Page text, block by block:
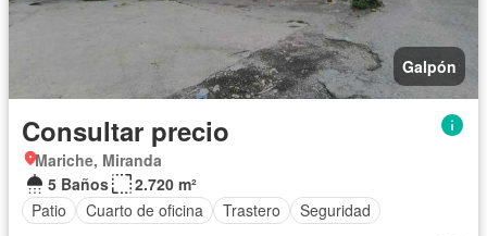
Galpón
Consultar precio
Mariche, Miranda
5 Baños
2.720 m²
Patio
Cuarto de oficina Trastero Seguridad